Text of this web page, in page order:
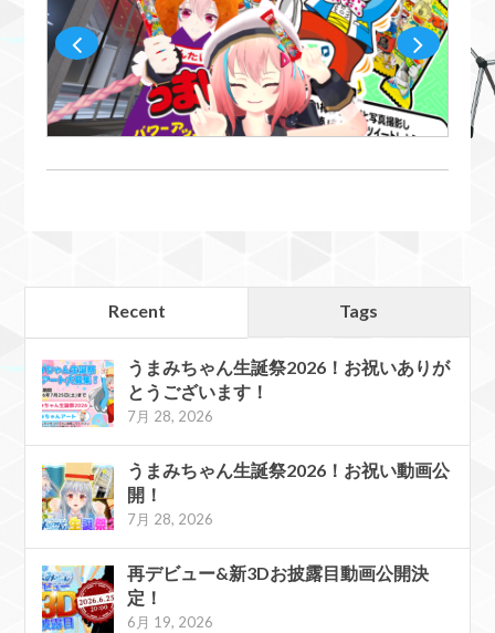
Recent Tags
うまみちゃん生誕祭2026！お祝いありが
とうございます！
7月 28, 2026
うまみちゃん生誕祭2026！お祝い動画公
開！
7月 28, 2026
再デビュー&新3Dお披露目動画公開決
定！
6月 19, 2026